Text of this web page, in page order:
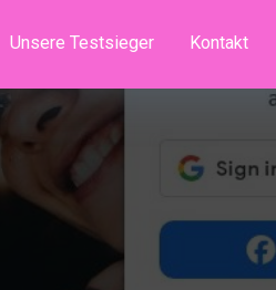
Unsere Testsieger Kontakt